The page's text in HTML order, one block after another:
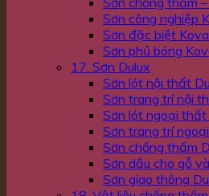
Sơn công nghiệp
Sơn đặc biệt Kova
Sơn phủ bóng
17. Sơn Dulux
Sơn lót nội thất
Sơn trang trí nội
Sơn lót ngoại thất
Sơn trang trí
Sơn chống thấm
Sơn dầu cho gỗ
Sơn giao thông